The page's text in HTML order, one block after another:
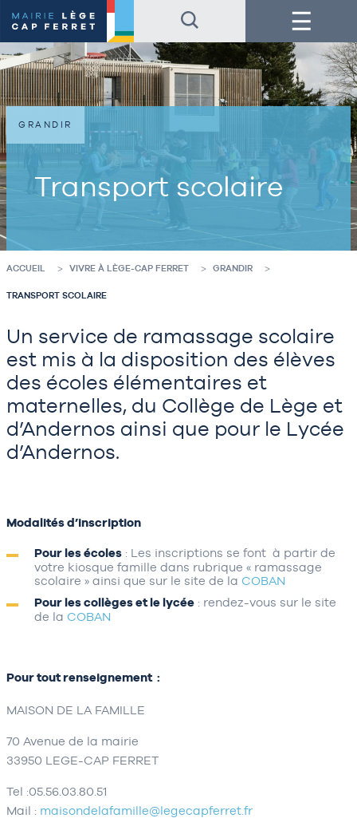
au
contenu
de
la
page
au
pied
de
page
Menu
Transport scolaire
GRANDIR
ACCUEIL VIVRE À LÈGE-CAP FERRET GRANDIR
TRANSPORT SCOLAIRE
Un service de ramassage scolaire
est mis à la disposition des élèves
des écoles élémentaires et
maternelles, du Collège de Lège et
d’Andernos ainsi que pour le Lycée
d’Andernos.
Modalités d’inscription
Pour les écoles : Les inscriptions se font à partir de
votre kiosque famille dans rubrique « ramassage
scolaire » ainsi que sur le site de la COBAN
Pour les collèges et le lycée : rendez-vous sur le site
de la COBAN
Pour tout renseignement :
MAISON DE LA FAMILLE
70 Avenue de la mairie
33950 LEGE-CAP FERRET
Tel :05.56.03.80.51
Mail : maisondelafamille@legecapferret.fr